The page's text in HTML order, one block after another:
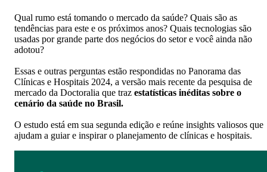
Qual rumo está tomando o mercado da saúde? Quais são as
tendências para este e os próximos anos? Quais tecnologias são
usadas por grande parte dos negócios do setor e você ainda não
adotou?
Essas e outras perguntas estão respondidas no Panorama das
Clínicas e Hospitais 2024, a versão mais recente da pesquisa de
mercado da Doctoralia que traz estatísticas inéditas sobre o
cenário da saúde no Brasil.
O estudo está em sua segunda edição e reúne insights valiosos que
ajudam a guiar e inspirar o planejamento de clínicas e hospitais.